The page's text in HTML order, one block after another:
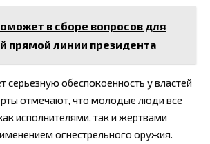
в сборе вопросов для
прямой линии президента
серьезную обеспокоенность у властей
отмечают, что молодые люди все
исполнителями, так и жертвами
огнестрельного оружия.